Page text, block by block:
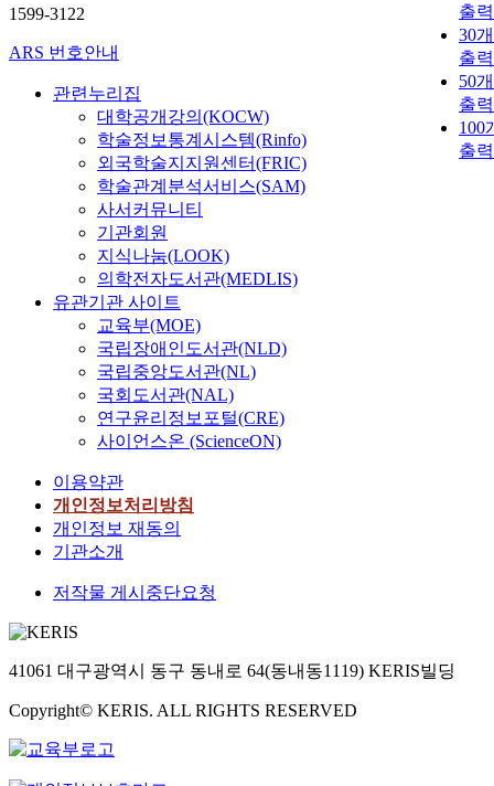
출력
30
출력
50
출력
100
출력
1599-3122
ARS 번호안내
관련누리집
대학공개강의(KOCW)
학술정보통계시스템(Rinfo)
외국학술지지원센터(FRIC)
학술관계분석서비스(SAM)
사서커뮤니티
기관회원
지식나눔(LOOK)
의학전자도서관(MEDLIS)
유관기관 사이트
교육부(MOE)
국립장애인도서관(NLD)
국립중앙도서관(NL)
국회도서관(NAL)
연구윤리정보포털(CRE)
사이언스온 (ScienceON)
이용약관
개인정보처리방침
개인정보 재동의
기관소개
저작물 게시중단요청
41061 대구광역시 동구 동내로 64(동내동1119) KERIS빌딩
Copyright© KERIS. ALL RIGHTS RESERVED